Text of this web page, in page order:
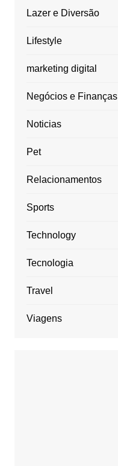
Lazer e Diversão
Lifestyle
marketing digital
Negócios e Finanças
Noticias
Pet
Relacionamentos
Sports
Technology
Tecnologia
Travel
Viagens